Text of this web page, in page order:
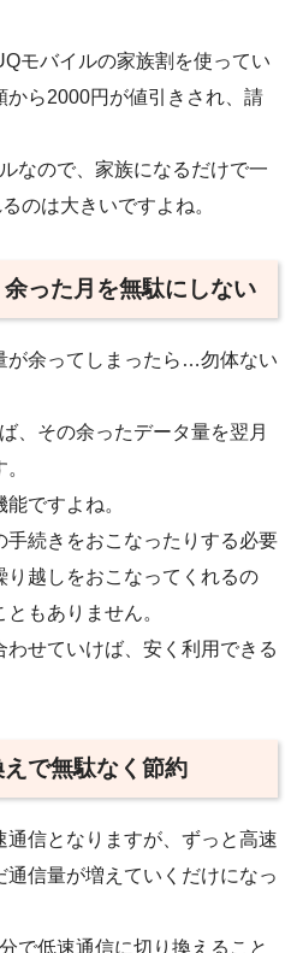
モバイルの家族割を使ってい
から2000円が値引きされ、請
なので、家族になるだけで一
のは大きいですよね。
った月を無駄にしない
が余ってしまったら…勿体ない
、その余ったデータ量を翌月
ですよね。
手続きをおこなったりする必要
り越しをおこなってくれるの
もありません。
わせていけば、安く利用できる
で無駄なく節約
信となりますが、ずっと高速
信量が増えていくだけになっ
で低速通信に切り換えること